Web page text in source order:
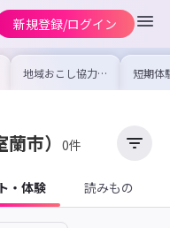
新規登録/ログイン
地域おこし協力隊
の求人やイベント
を集めました！仕
けよう
短期体
り〜数
域を知
蘭市） 0件
・体験 読みもの